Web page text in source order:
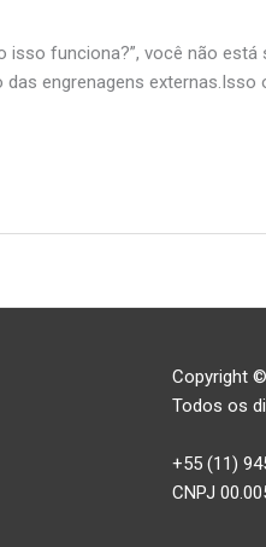
funciona?”, você não
engrenagens externas.Isso
Copyright
Todos os
+55 (11)
CNPJ